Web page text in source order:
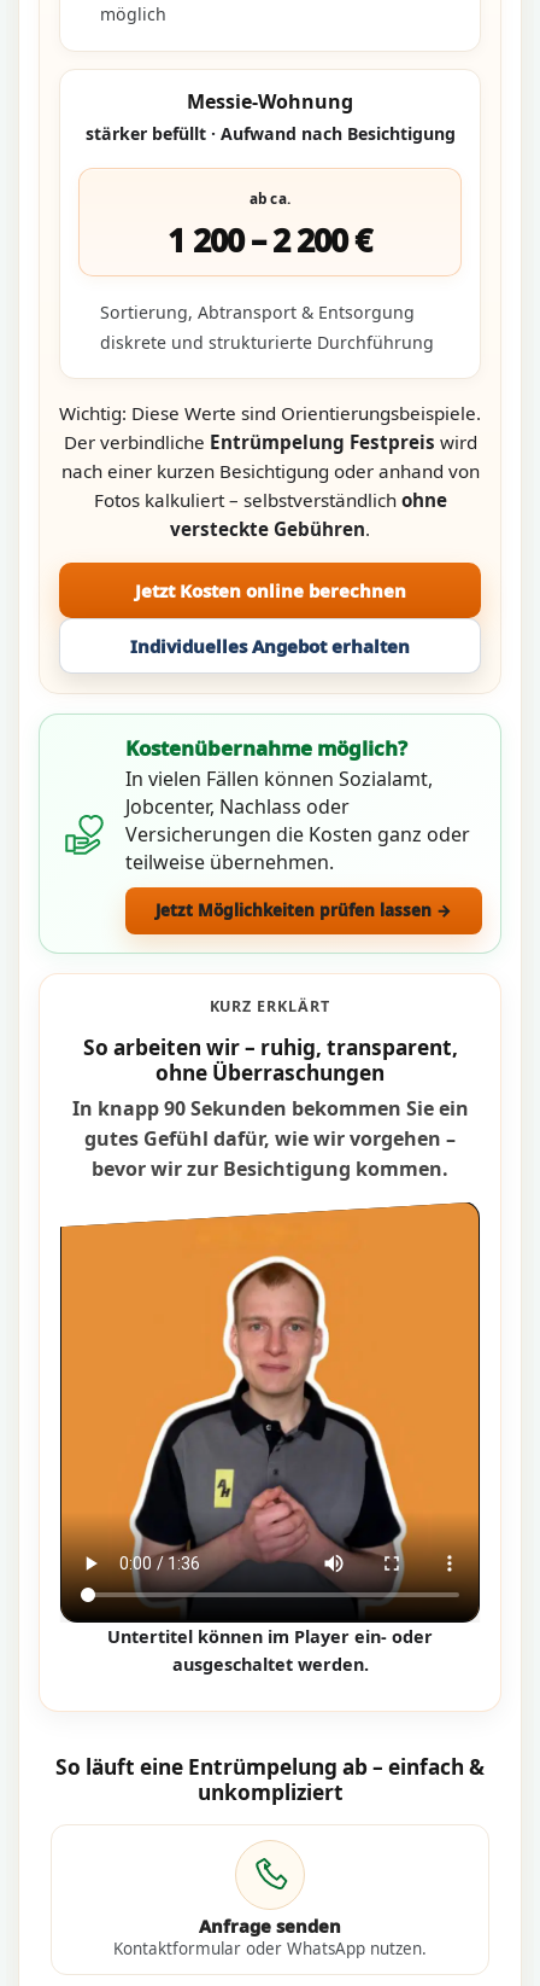
möglich
Messie-Wohnung
stärker befüllt · Aufwand nach Besichtigung
ab ca.
1 200 – 2 200 €
Sortierung, Abtransport & Entsorgung
diskrete und strukturierte Durchführung
Wichtig: Diese Werte sind Orientierungsbeispiele.
Der verbindliche Entrümpelung Festpreis wird
nach einer kurzen Besichtigung oder anhand von
Fotos kalkuliert – selbstverständlich ohne
versteckte Gebühren.
Jetzt Kosten online berechnen
Individuelles Angebot erhalten
Kostenübernahme möglich?
In vielen Fällen können Sozialamt,
Jobcenter, Nachlass oder
Versicherungen die Kosten ganz oder
teilweise übernehmen.
Jetzt Möglichkeiten prüfen lassen →
KURZ ERKLÄRT
So arbeiten wir – ruhig, transparent,
ohne Überraschungen
In knapp 90 Sekunden bekommen Sie ein
gutes Gefühl dafür, wie wir vorgehen –
bevor wir zur Besichtigung kommen.
Untertitel können im Player ein- oder
ausgeschaltet werden.
So läuft eine Entrümpelung ab – einfach &
unkompliziert
Anfrage senden
Kontaktformular oder WhatsApp nutzen.